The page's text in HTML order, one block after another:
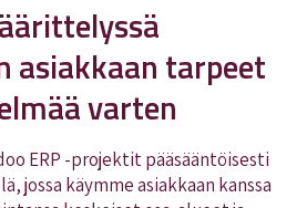
asiakkaan tarpeet
varten
ERP -projektit pääsääntöisesti
jossa käymme asiakkaan kanssa